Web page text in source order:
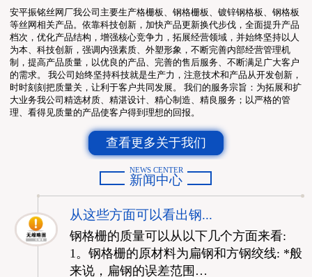
安平振铭丝网厂我公司主要生产格栅板、钢格栅板、镀锌钢格板、钢格板
等丝网相关产品。依靠科技创新，加快产品更新换代步伐，全面提升产品
档次，优化产品结构，增强核心竞争力，拓展经营领域，并始终坚持以人
为本、科技创新，强调内强素质、外塑形象，不断完善内部经营管理机
制，提高产品质量，以优良的产品、完善的售后服务、不断满足广大客户
的需求。 我公司始终坚持科技就是生产力，注意技术和产品从开发创新，
时时刻刻把质量关，让利于客户共同发展。 我们的服务宗旨：为拓展和扩
大业务我公司精选材质、精湛设计、精心制造、精良服务；以严格的管
理、看得见质量的产品使客户得到理想的回报。
查看更多关于我们
NEWS CENTER
新闻中心
从这些方面可以看出钢...
钢格栅的质量可以从以下几个方面来看:
1。钢格栅的原材料为扁钢和方钢绞线: *般
来说，扁钢的误差范围…